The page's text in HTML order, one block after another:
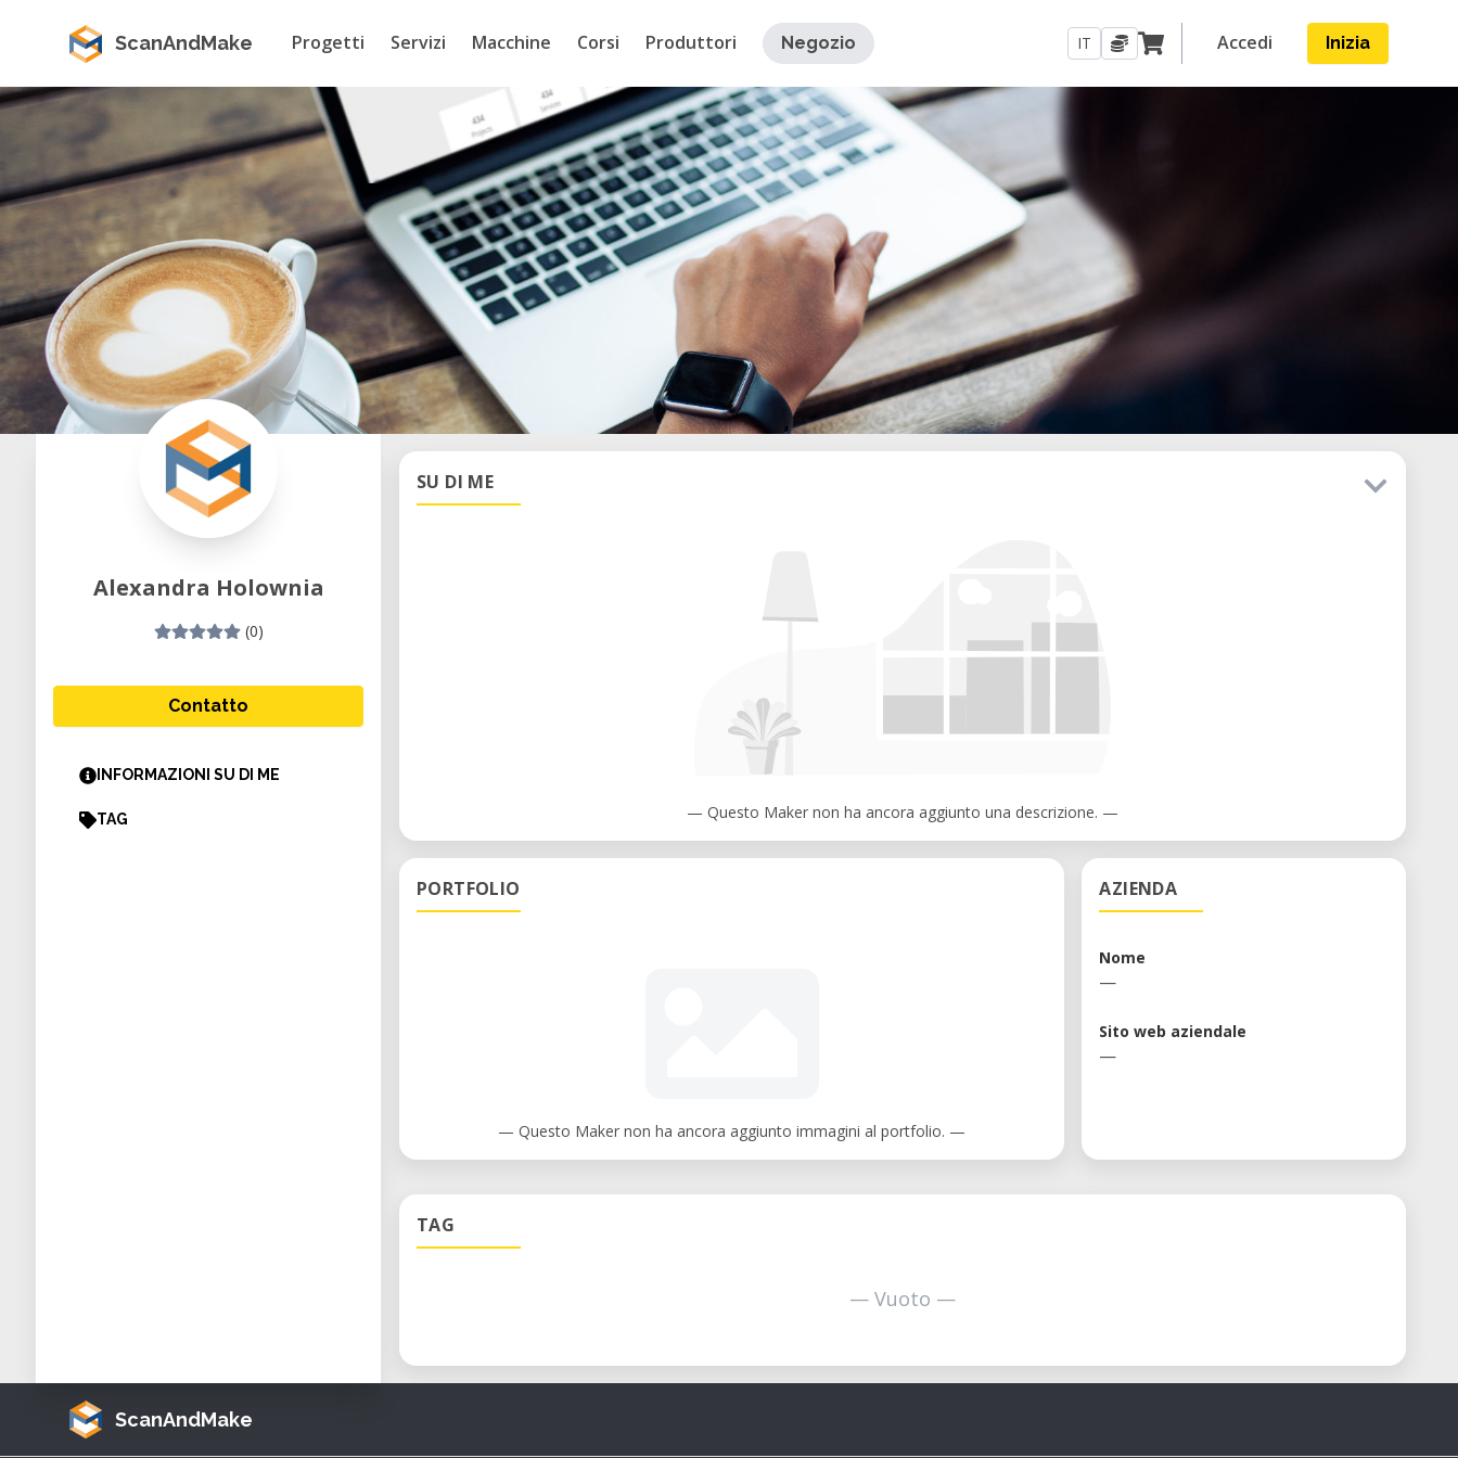
ScanAndMake Progetti Servizi Macchine Corsi Produttori Negozio IT Accedi Inizia
Alexandra Holownia
(0)
Contatto
INFORMAZIONI SU DI ME
TAG
SU DI ME
— Questo Maker non ha ancora aggiunto una descrizione. —
PORTFOLIO
— Questo Maker non ha ancora aggiunto immagini al portfolio. —
AZIENDA
Nome
—
Sito web aziendale
—
TAG
— Vuoto —
ScanAndMake